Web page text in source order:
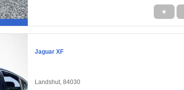
★
Jaguar XF
Landshut, 84030